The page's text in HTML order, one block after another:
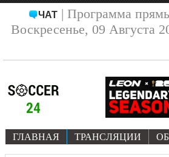
ЧАТ| Программа
Воскресенье, 09 Августа
ГЛАВНАЯ ТРАНСЛЯЦИИ